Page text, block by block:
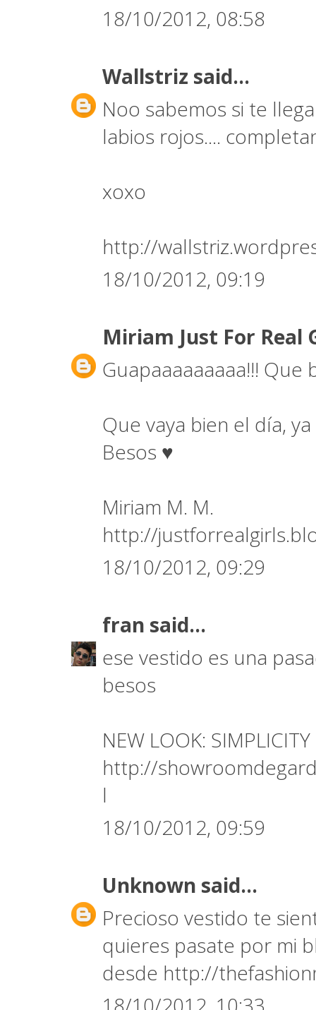
18/10/2012, 08:58
Wallstriz said...
Noo sabemos si te
labios rojos....
xoxo
http://
18/10/2012, 09:19
Miriam Just For Real
Guapaaaaaaaaa!!! Que
Que vaya bien el día,
Besos ♥
Miriam M. M.
http://
18/10/2012, 09:29
fran said...
ese vestido es una
besos
NEW LOOK: SIMPLICITY
http://
l
18/10/2012, 09:59
Unknown said...
Precioso vestido te
quieres pasate por mi
desde http://